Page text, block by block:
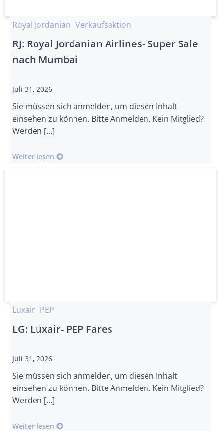
Royal Jordanian Verkaufsaktion
RJ: Royal Jordanian Airlines- Super Sale
nach Mumbai
Juli 31, 2026
Sie müssen sich anmelden, um diesen Inhalt
einsehen zu können. Bitte Anmelden. Kein Mitglied?
Werden […]
Weiter lesen
Luxair PEP
LG: Luxair- PEP Fares
Juli 31, 2026
Sie müssen sich anmelden, um diesen Inhalt
einsehen zu können. Bitte Anmelden. Kein Mitglied?
Werden […]
Weiter lesen